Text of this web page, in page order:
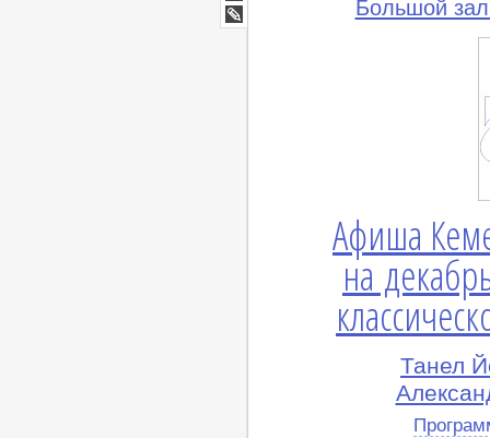
Большой
Афиша
на
Танел
Мир
Google+
lj